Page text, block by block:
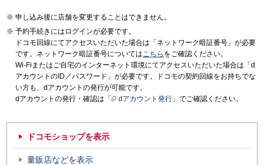
申し込み後に店舗を変更することはできません。
予約手続きにはログインが必要です。
ドコモ回線にてアクセスいただいた場合は「ネットワーク暗証番号」が必要
です。ネットワーク暗証番号についてはこちら をご確認ください。
Wi-Fiまたはご自宅のインターネット環境にてアクセスいただいた場合は「d
アカウントのID／パスワード」が必要です。ドコモの契約回線をお持ちでな
い方も、dアカウントの発行が可能です。
dアカウントの発行・確認は「
dアカウント発行 」でご確認ください。
ドコモショップを表示
量販店などを表示